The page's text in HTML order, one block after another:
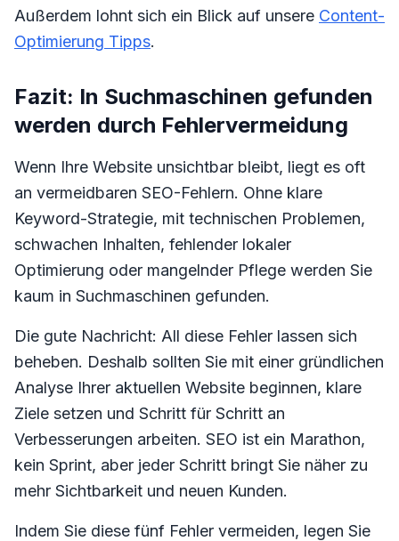
Außerdem lohnt sich ein Blick auf unsere Content-
Optimierung Tipps.
Fazit: In Suchmaschinen gefunden
werden durch Fehlervermeidung
Wenn Ihre Website unsichtbar bleibt, liegt es oft
an vermeidbaren SEO-Fehlern. Ohne klare
Keyword-Strategie, mit technischen Problemen,
schwachen Inhalten, fehlender lokaler
Optimierung oder mangelnder Pflege werden Sie
kaum in Suchmaschinen gefunden.
Die gute Nachricht: All diese Fehler lassen sich
beheben. Deshalb sollten Sie mit einer gründlichen
Analyse Ihrer aktuellen Website beginnen, klare
Ziele setzen und Schritt für Schritt an
Verbesserungen arbeiten. SEO ist ein Marathon,
kein Sprint, aber jeder Schritt bringt Sie näher zu
mehr Sichtbarkeit und neuen Kunden.
Indem Sie diese fünf Fehler vermeiden, legen Sie